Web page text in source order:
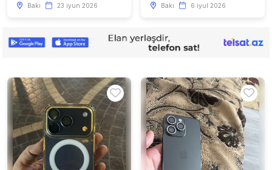
Bakı 23 iyun 2026 Bakı 6 iyul 2026